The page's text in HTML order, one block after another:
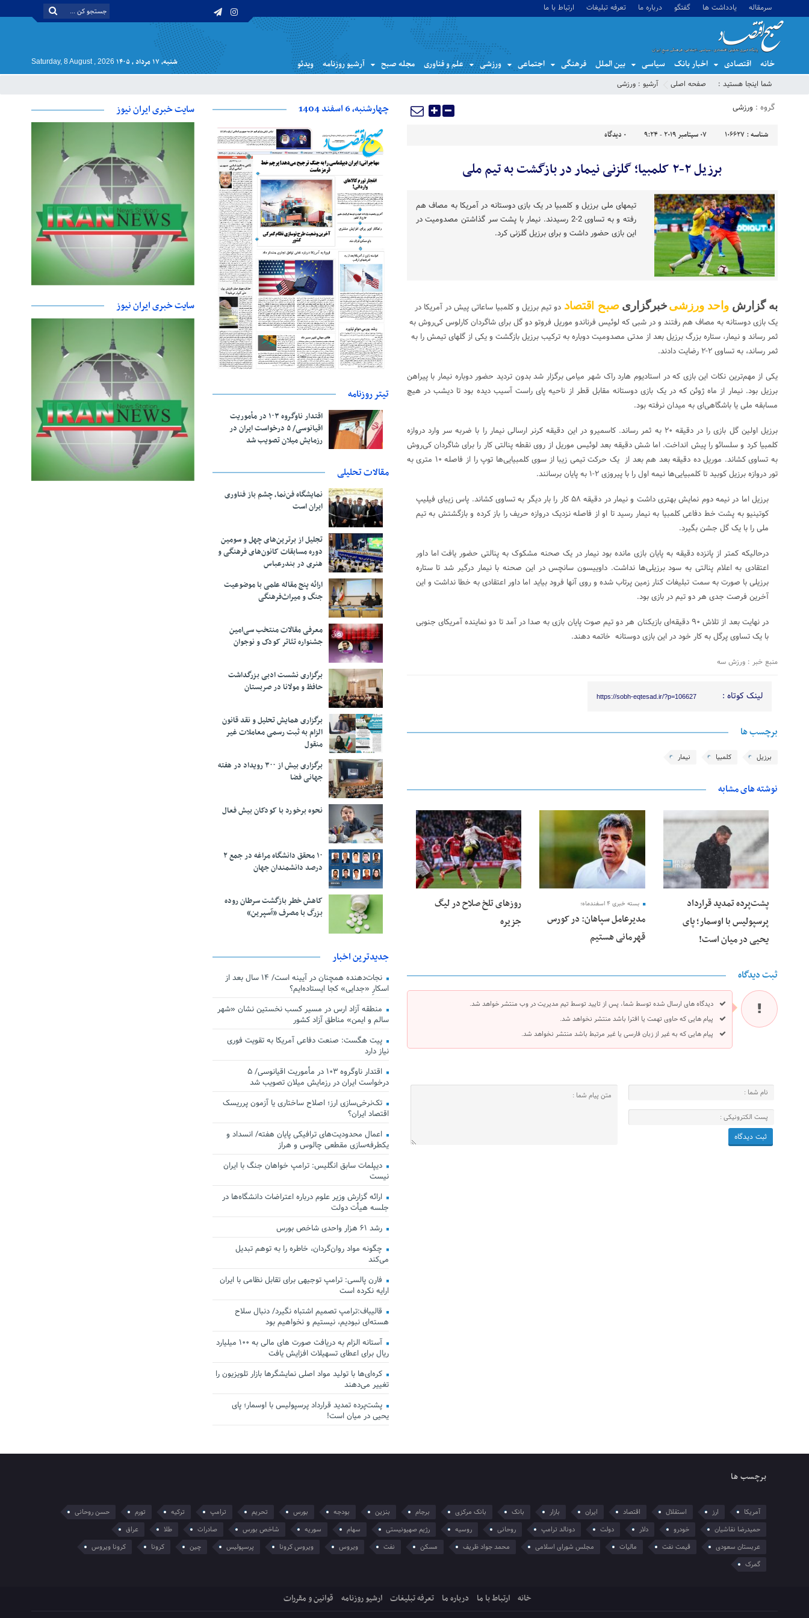
سرمقاله یادداشت ها گفتگو درباره ما تعرفه تبلیغات ارتباط با ما
خانه اقتصادی اخبار بانک سیاسی بین الملل فرهنگی اجتماعی ورزشی علم و فناوری مجله صبح آرشیو روزنامه ویدئو شنبه, ۱۷ مرداد , ۱۴۰۵ Saturday, 8 August , 2026
شما اینجا هستید : صفحه اصلی آرشیو : ورزشی
گروه : ورزشی
شناسه : 106627 07 سپتامبر 2019 - 9:24 0 دیدگاه
برزیل ۲-۲ کلمبیا؛ گلزنی نیمار در بازگشت به تیم ملی
تیمهای ملی برزیل و کلمبیا در یک بازی دوستانه در آمریکا به مصاف هم
رفته و به تساوی 2-2 رسیدند. نیمار با پشت سر گذاشتن مصدومیت در
این بازی حضور داشت و برای برزیل گلزنی کرد.
به گزارش واحد ورزشیخبرگزاریصبح اقتصاد دو تیم برزیل و کلمبیا ساعاتی پیش در آمریکا در
یک بازی دوستانه به مصاف هم رفتند و در شبی که لوئیس فرناندو موریل فروتو دو گل برای شاگردان کارلوس کی‌روش به
ثمر رساند و نیمار، ستاره بزرگ برزیل بعد از مدتی مصدومیت دوباره به ترکیب برزیل بازگشت و یکی از گلهای تیمش را به
ثمر رساند، به تساوی ۲-۲ رضایت دادند.
یکی از مهم‌ترین نکات این بازی که در استادیوم هارد راک شهر میامی برگزار شد بدون تردید حضور دوباره نیمار با پیراهن
برزیل بود. نیمار از ماه ژوئن که در یک بازی دوستانه مقابل قطر از ناحیه پای راست آسیب دیده بود تا دیشب در هیچ
مسابقه ملی یا باشگاهی‌ای به میدان نرفته بود.
برزیل اولین گل بازی را در دقیقه ۲۰ به ثمر رساند. کاسمیرو در این دقیقه کرنر ارسالی نیمار را با ضربه سر وارد دروازه
کلمبیا کرد و سلسائو را پیش انداخت. اما شش دقیقه بعد لوئیس موریل از روی نقطه پنالتی کار را برای شاگردان کی‌روش
به تساوی کشاند. موریل ده دقیقه بعد هم بعد از یک حرکت تیمی زیبا از سوی کلمبیایی‌ها توپ را از فاصله ۱۰ متری به
تور دروازه برزیل کوبید تا کلمبیایی‌ها نیمه اول را با پیروزی ۲-۱ به پایان برسانند.
برزیل اما در نیمه دوم نمایش بهتری داشت و نیمار در دقیقه ۵۸ کار را بار دیگر به تساوی کشاند. پاس زیبای فیلیپ
کوتینیو به پشت خط دفاعی کلمبیا به نیمار رسید تا او از فاصله نزدیک دروازه حریف را باز کرده و بازگشتش به تیم
ملی را با یک گل جشن بگیرد.
درحالیکه کمتر از پانزده دقیقه به پایان بازی مانده بود نیمار در یک صحنه مشکوک به پنالتی حضور یافت اما داور
اعتقادی به اعلام پنالتی به سود برزیلی‌ها نداشت. داوییسون سانچس در این صحنه با نیمار درگیر شد تا ستاره
برزیلی با صورت به سمت تبلیغات کنار زمین پرتاب شده و روی آنها فرود بیاید اما داور اعتقادی به خطا نداشت و این
آخرین فرصت جدی هر دو تیم در بازی بود.
در نهایت بعد از تلاش ۹۰ دقیقه‌ای بازیکنان هر دو تیم صوت پایان بازی به صدا در آمد تا دو نماینده آمریکای جنوبی
با یک تساوی پرگل به کار خود در این بازی دوستانه خاتمه دهند.
منبع خبر : ورزش سه
لینک کوتاه : https://sobh-eqtesad.ir/?p=106627
برچسب ها
برزیل کلمبیا نیمار
نوشته های مشابه
پشت‌پرده تمدید قرارداد
پرسپولیس با اوسمار؛ پای
یحیی در میان است!
24 فوریه 2026
بسته خبری ۴ اسفندماه؛
مدیرعامل سپاهان: در کورس
قهرمانی هستیم
23 فوریه 2026
روزهای تلخ صلاح در لیگ
جزیره
ثبت دیدگاه
دیدگاه های ارسال شده توسط شما، پس از تایید توسط تیم مدیریت در وب منتشر خواهد شد.
پیام هایی که حاوی تهمت یا افترا باشد منتشر نخواهد شد.
پیام هایی که به غیر از زبان فارسی یا غیر مرتبط باشد منتشر نخواهد شد.
چهارشنبه، 6 اسفند 1404
تیتر روزنامه
اقتدار ناوگروه ۱۰۳ در مأموریت‌
اقیانوسی/ ۵ درخواست ایران در
رزمایش میلان تصویب شد
مقالات تحلیلی
نمایشگاه فن‌نما، چشم باز فناوری
ایران است
تجلیل از بر‌ترین‌های چهل و سومین
دوره مسابقات کانون‌های فرهنگی و
هنری در بندرعباس
ارائه پنج مقاله علمی با موضوعیت
جنگ و میراث‌فرهنگی
معرفی مقالات منتخب سی‌امین
جشنواره تئاتر کودک و نوجوان
برگزاری نشست ادبی بزرگداشت
حافظ و مولانا در صربستان
برگزاری همایش تحلیل و نقد قانون
الزام به ثبت رسمی معاملات غیر
منقول
برگزاری بیش از ۳۰۰ رویداد در هفته
جهانی فضا
نحوه برخورد با کودکان بیش فعال
۱۰ محقق دانشگاه مراغه در جمع ۲
درصد دانشمندان جهان
کاهش خطر بازگشت سرطان روده
بزرگ با مصرف «آسپرین»
جدیدترین اخبار
نجات‌دهنده‌ همچنان در آیینه است/ ۱۴ سال بعد از
اسکارِ «جدایی» کجا ایستاده‌ایم؟
منطقه آزاد ارس در مسیر کسب نخستین نشان «شهر
سالم و ایمن» مناطق آزاد کشور
پیت هگست: صنعت دفاعی آمریکا به تقویت فوری
نیاز دارد
اقتدار ناوگروه ۱۰۳ در مأموریت‌ اقیانوسی/ ۵
درخواست ایران در رزمایش میلان تصویب شد
تک‌نرخی‌سازی ارز؛ اصلاح ساختاری یا آزمون پرریسک
اقتصاد ایران؟
اعمال محدودیت‌های ترافیکی پایان هفته/ انسداد و
یکطرفه‌سازی مقطعی چالوس و هراز
دیپلمات سابق انگلیس:‌ ترامپ خواهان جنگ با ایران
نیست
ارائه گزارش وزیر علوم درباره اعتراضات دانشگاه‌ها در
جلسه هیأت دولت
رشد ۶۱ هزار واحدی شاخص بورس
چگونه مواد روان‌گردان، خاطره را به توهم تبدیل
می‌کند
فارن پالسی: ترامپ توجیهی برای تقابل نظامی با ایران
ارایه نکرده است
قالیباف:ترامپ تصمیم اشتباه نگیرد/ دنبال سلاح
هسته‌ای نبودیم، نیستیم و نخواهیم بود
آستانه الزام به دریافت صورت های مالی به ۱۰۰ میلیارد
ریال برای اعطای تسهیلات افزایش یافت
کره‌ای‌ها با تولید مواد اصلی نمایشگرها بازار تلویزیون را
تغییر می‌دهند
پشت‌پرده تمدید قرارداد پرسپولیس با اوسمار؛ پای
یحیی در میان است!
سایت خبری ایران نیوز
سایت خبری ایران نیوز
برچسب ها
آمریکا ارز استقلال اقتصاد ایران بازار بانک بانک مرکزی برجام بنزین بودجه بورس تحریم ترامپ ترکیه تورم
حسن روحانی
حمیدرضا نقاشیان
خودرو دلار دولت دونالد ترامپ روحانی روسیه رژیم صهیونیستی سهام سوریه شاخص بورس صادرات طلا
عراق
عربستان سعودی
قیمت نفت مالیات مجلس شورای اسلامی محمد جواد ظریف مسکن نفت ویروس ویروس کرونا پرسپولیس چین کرونا
کرونا ویروس
گمرک
خانه ارتباط با ما درباره ما تعرفه تبلیغات ارشیو روزنامه قوانین و مقررات